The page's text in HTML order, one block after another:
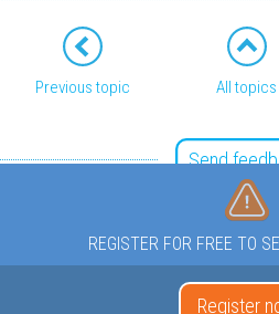
Previous topic All topics
Send
REGISTER FOR FREE TO
Register